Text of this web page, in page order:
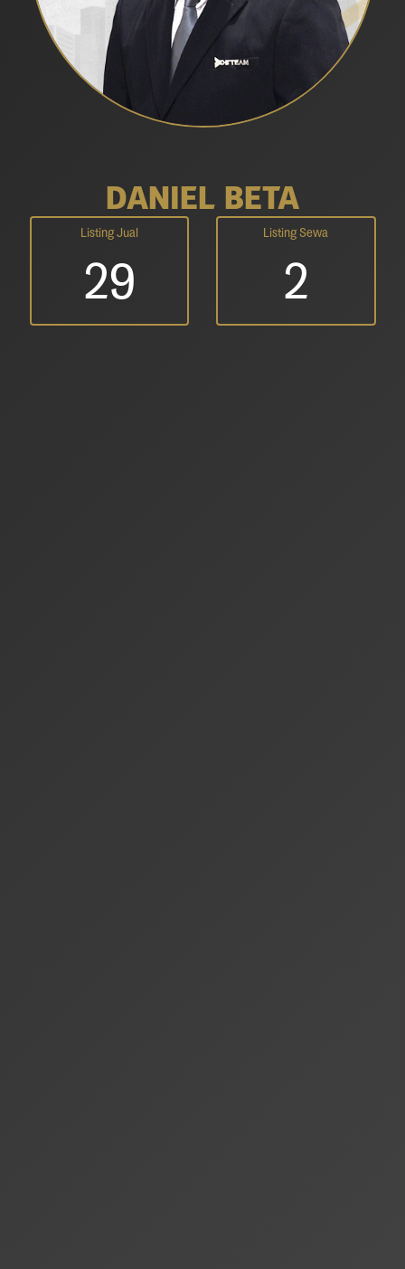
DANIEL BETA
Listing Jual
29
Listing Sewa
2